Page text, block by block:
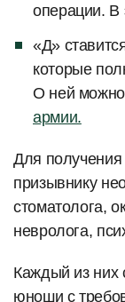
операции. В
«Д»
которые
О ней можно
армии.
Для получения
призывнику
стоматолога,
невролога,
Каждый из них
юноши с